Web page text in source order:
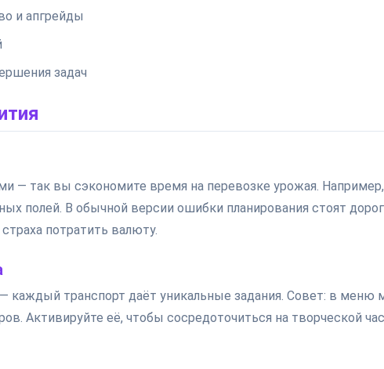
и апгрейды
задач
— так вы сэкономите время на перевозке урожая. Например,
полей. В обычной версии ошибки планирования стоят
потратить валюту.
каждый транспорт даёт уникальные задания. Совет: в меню
Активируйте её, чтобы сосредоточиться на творческой